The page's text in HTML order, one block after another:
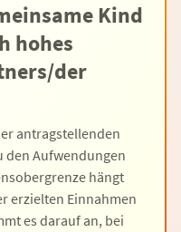
Kind
hohes
der
antragstellenden
den Aufwendungen
hängt
erzielten Einnahmen
es darauf an, bei